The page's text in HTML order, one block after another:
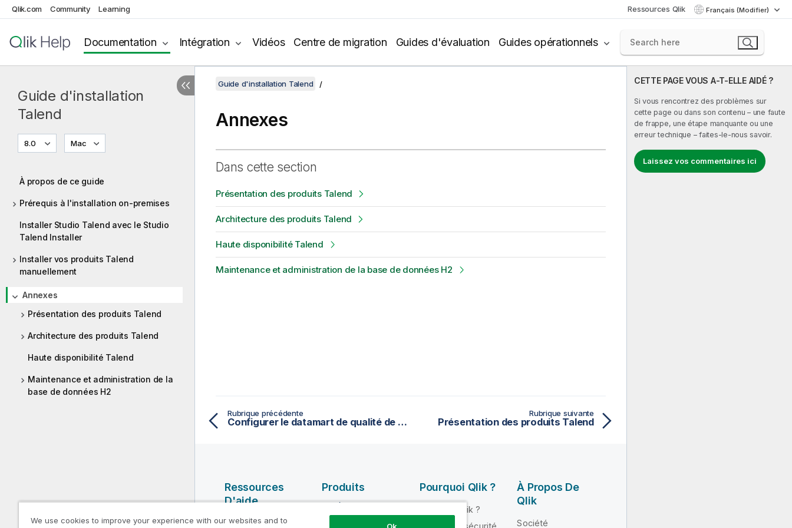
Qlik.com Community Learning Ressources Qlik Français (Modifier)
Documentation Intégration Vidéos Centre de migration Guides d'évaluation Guides opérationnels
Guide d'installation
Talend
8.0 Mac
À propos de ce guide
Prérequis à l'installation on-premises
Installer Studio Talend avec le Studio
Talend Installer
Installer vos produits Talend
manuellement
Annexes
Présentation des produits Talend
Architecture des produits Talend
Haute disponibilité Talend
Maintenance et administration de la
base de données H2
CETTE PAGE VOUS A-T-ELLE AIDÉ ?
Si vous rencontrez des problèmes sur
cette page ou dans son contenu – une faute
de frappe, une étape manquante ou une
erreur technique – faites-le-nous savoir.
Laissez vos commentaires ici
Guide d'installation Talend
Annexes
Dans cette section
Présentation des produits Talend
Architecture des produits Talend
Haute disponibilité Talend
Maintenance et administration de la base de données H2
Rubrique précédente
Configurer le datamart de qualité de données
Rubrique suivante
Présentation des produits Talend
Ressources
D'aide
Vidéos Qlik Help
Produits
QUALITÉ DE
Pourquoi Qlik ?
Pourquoi Qlik ?
Fiabilité et sécurité
À Propos De
Qlik
Société
We use cookies to improve your experience with our websites and to